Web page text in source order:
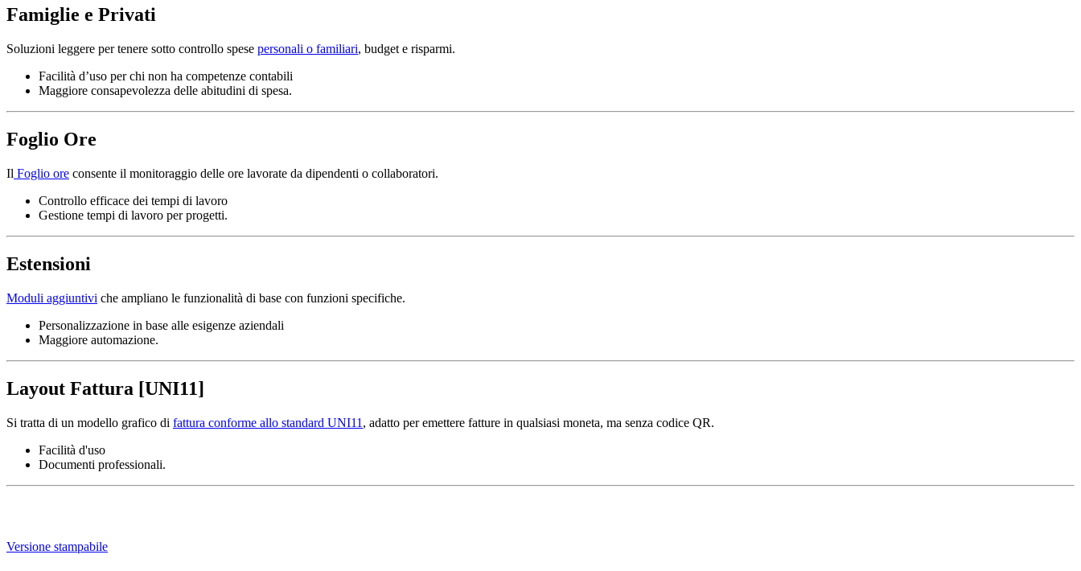
Famiglie e Privati
Soluzioni leggere per tenere sotto controllo spese personali o familiari, budget e risparmi.
Facilità d’uso per chi non ha competenze contabili
Maggiore consapevolezza delle abitudini di spesa.
Foglio Ore
Il Foglio ore consente il monitoraggio delle ore lavorate da dipendenti o collaboratori.
Controllo efficace dei tempi di lavoro
Gestione tempi di lavoro per progetti.
Estensioni
Moduli aggiuntivi che ampliano le funzionalità di base con funzioni specifiche.
Personalizzazione in base alle esigenze aziendali
Maggiore automazione.
Layout Fattura [UNI11]
Si tratta di un modello grafico di fattura conforme allo standard UNI11 , adatto per emettere fatture in qualsiasi moneta, ma senza codice QR.
Facilità d'uso
Documenti professionali.
Versione stampabile